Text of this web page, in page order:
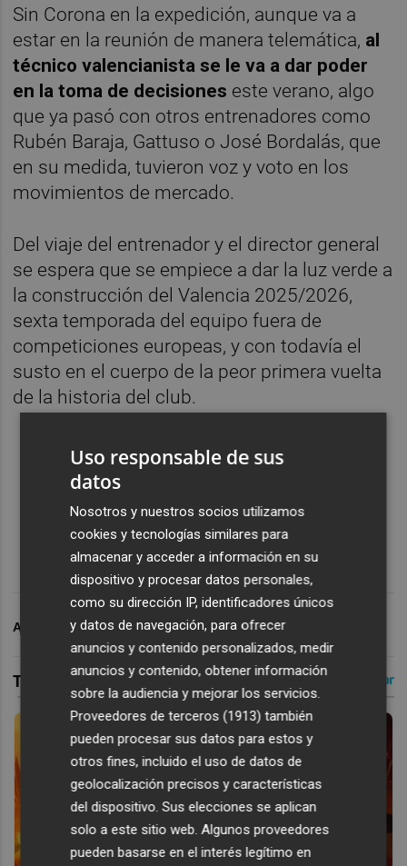
Sin Corona en la expedición, aunque va a
estar en la reunión de manera telemática, al
técnico valencianista se le va a dar poder
en la toma de decisiones este verano, algo
que ya pasó con otros entrenadores como
Rubén Baraja, Gattuso o José Bordalás, que
en su medida, tuvieron voz y voto en los
movimientos de mercado.
Del viaje del entrenador y el director general
se espera que se empiece a dar la luz verde a
la construcción del Valencia 2025/2026,
sexta temporada del equipo fuera de
competiciones europeas, y con todavía el
susto en el cuerpo de la peor primera vuelta
de la historia del club.
ARCHIVADO EN VALENCIA CF
Uso responsable de sus
datos
Nosotros y nuestros socios utilizamos
cookies y tecnologías similares para
almacenar y acceder a información en su
dispositivo y procesar datos personales,
como su dirección IP, identificadores únicos
y datos de navegación, para ofrecer
anuncios y contenido personalizados, medir
anuncios y contenido, obtener información
sobre la audiencia y mejorar los servicios.
Proveedores de terceros (1913) también
pueden procesar sus datos para estos y
otros fines, incluido el uso de datos de
geolocalización precisos y características
del dispositivo. Sus elecciones se aplican
solo a este sitio web. Algunos proveedores
pueden basarse en el interés legítimo en